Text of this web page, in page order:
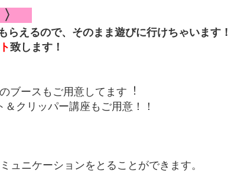
〉
えるので、そのまま遊びに行けちゃいます！
致します！
ブースもご用意してます︕
クリッパー講座もご用意！！
ュニケーションをとることができます。